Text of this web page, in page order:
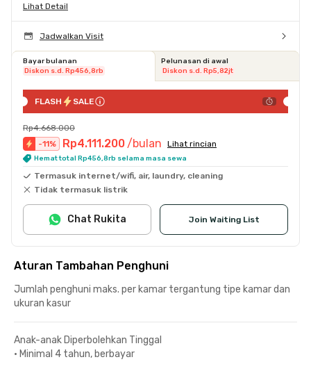
Lihat Detail
Jadwalkan Visit
Bayar bulanan
Diskon s.d. Rp456,8rb
Pelunasan di awal
Diskon s.d. Rp5,82jt
FLASH SALE
Rp4.668.000
-11% Rp4.111.200 /bulan Lihat rincian
Hemat total Rp456,8rb selama masa sewa
Termasuk internet/wifi, air, laundry, cleaning
Tidak termasuk listrik
Join Waiting List
Chat Rukita
Aturan Tambahan Penghuni
Jumlah penghuni maks. per kamar tergantung tipe kamar dan
ukuran kasur
Anak-anak Diperbolehkan Tinggal
• Minimal 4 tahun, berbayar